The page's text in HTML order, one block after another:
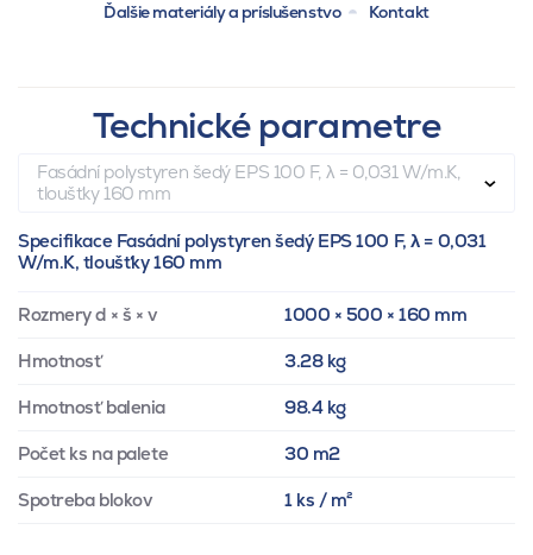
Ďalšie materiály a príslušenstvo
Kontakt
Technické parametre
Fasádní polystyren šedý EPS 100 F, λ = 0,031 W/m.K,
tloušťky 160 mm
Specifikace Fasádní polystyren šedý EPS 100 F, λ = 0,031
W/m.K, tloušťky 160 mm
Rozmery d × š × v 1000 × 500 × 160 mm
Hmotnosť 3.28 kg
Hmotnosť balenia 98.4 kg
Počet ks na palete 30 m2
Spotreba blokov 1 ks / m²